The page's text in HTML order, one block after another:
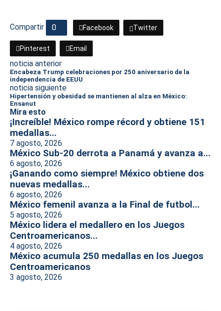
Compartir 0 Facebook Twitter
Pinterest Email
noticia anterior
Encabeza Trump celebraciones por 250 aniversario de la
independencia de EEUU
noticia siguiente
Hipertensión y obesidad se mantienen al alza en México:
Ensanut
Mira esto
¡Increíble! México rompe récord y obtiene 151
medallas...
7 agosto, 2026
México Sub-20 derrota a Panamá y avanza a...
6 agosto, 2026
¡Ganando como siempre! México obtiene dos
nuevas medallas...
6 agosto, 2026
México femenil avanza a la Final de futbol...
5 agosto, 2026
México lidera el medallero en los Juegos
Centroamericanos...
4 agosto, 2026
México acumula 250 medallas en los Juegos
Centroamericanos
3 agosto, 2026